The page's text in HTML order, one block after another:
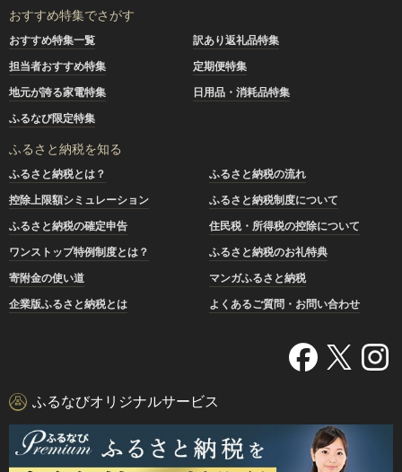
おすすめ特集でさがす
おすすめ特集一覧
訳あり返礼品特集
担当者おすすめ特集
定期便特集
地元が誇る家電特集
日用品・消耗品特集
ふるなび限定特集
ふるさと納税を知る
ふるさと納税とは？
ふるさと納税の流れ
控除上限額シミュレーション
ふるさと納税制度について
ふるさと納税の確定申告
住民税・所得税の控除について
ワンストップ特例制度とは？
ふるさと納税のお礼特典
寄附金の使い道
マンガふるさと納税
企業版ふるさと納税とは
よくあるご質問・お問い合わせ
ふるなびオリジナルサービス